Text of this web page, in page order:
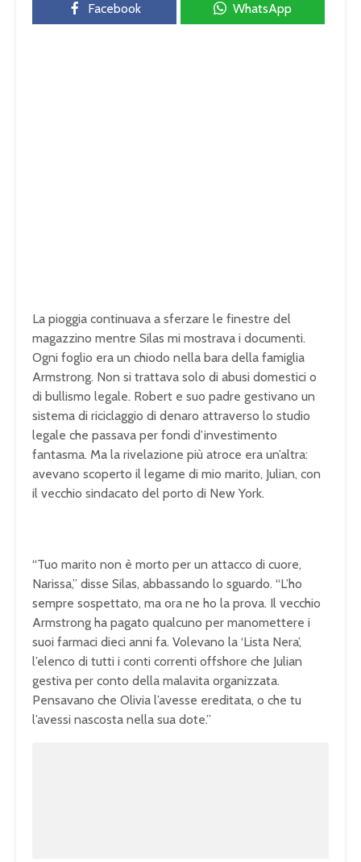
Facebook WhatsApp
La pioggia continuava a sferzare le finestre del
magazzino mentre Silas mi mostrava i documenti.
Ogni foglio era un chiodo nella bara della famiglia
Armstrong. Non si trattava solo di abusi domestici o
di bullismo legale. Robert e suo padre gestivano un
sistema di riciclaggio di denaro attraverso lo studio
legale che passava per fondi d’investimento
fantasma. Ma la rivelazione più atroce era un’altra:
avevano scoperto il legame di mio marito, Julian, con
il vecchio sindacato del porto di New York.
“Tuo marito non è morto per un attacco di cuore,
Narissa,” disse Silas, abbassando lo sguardo. “L’ho
sempre sospettato, ma ora ne ho la prova. Il vecchio
Armstrong ha pagato qualcuno per manomettere i
suoi farmaci dieci anni fa. Volevano la ‘Lista Nera’,
l’elenco di tutti i conti correnti offshore che Julian
gestiva per conto della malavita organizzata.
Pensavano che Olivia l’avesse ereditata, o che tu
l’avessi nascosta nella sua dote.”